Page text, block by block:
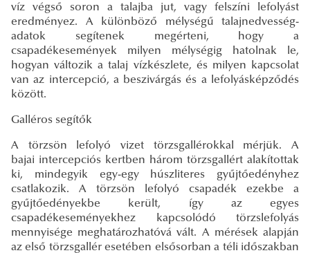
víz végső soron a talajba jut, vagy felszíni lefolyást
eredményez. A különböző mélységű talajnedvesség-
adatok segítenek megérteni, hogy a
csapadékesemények milyen mélységig hatolnak le,
hogyan változik a talaj vízkészlete, és milyen kapcsolat
van az intercepció, a beszivárgás és a lefolyásképződés
között.
Galléros segítők
A törzsön lefolyó vizet törzsgallérokkal mérjük. A
bajai intercepciós kertben három törzsgallért alakítottak
ki, mindegyik egy-egy húszliteres gyűjtőedényhez
csatlakozik. A törzsön lefolyó csapadék ezekbe a
gyűjtőedényekbe került, így az egyes
csapadékeseményekhez kapcsolódó törzslefolyás
mennyisége meghatározhatóvá vált. A mérések alapján
az első törzsgallér esetében elsősorban a téli időszakban